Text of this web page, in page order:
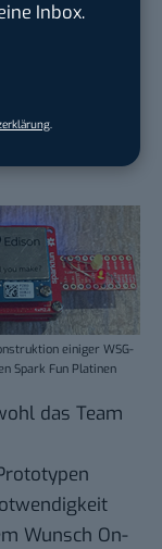
Inbox.
.
und die
einiger WSG-
Spark Fun Platinen
das Team
Wunsch On-